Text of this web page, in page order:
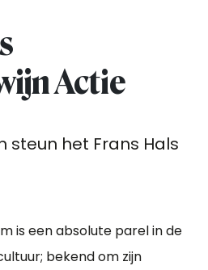
Actie
steun het Frans Hals
is een absolute parel in de
bekend om zijn